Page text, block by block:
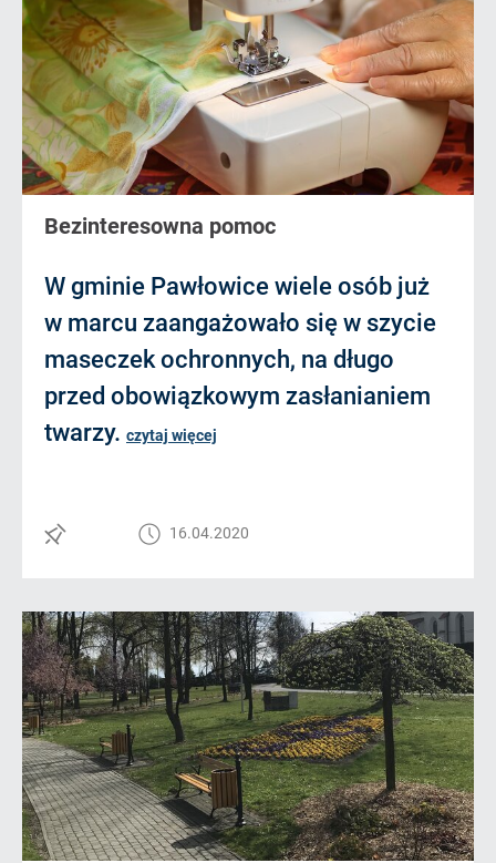
Bezinteresowna pomoc
W gminie Pawłowice wiele osób już
w marcu zaangażowało się w szycie
maseczek ochronnych, na długo
przed obowiązkowym zasłanianiem
twarzy. czytaj więcej
16.04.2020